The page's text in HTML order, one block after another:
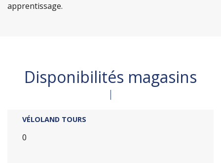
apprentissage.
Disponibilités magasins
VÉLOLAND TOURS
0